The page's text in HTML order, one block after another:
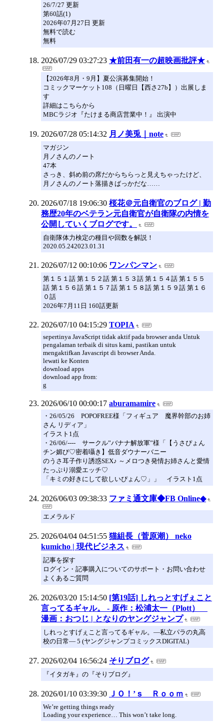
26/7/27 更新
第60話(1)
2026年07月27日 更新
無料で読む
無料
2026/07/29 03:27:23 ★前田有一の超映画批評★
【2026年8月・9月】夏公演募集開始！
コミックマーケット108（日曜日【西さ27b】）出展しま
す
詳細はこちらから
MBCラジオ『たけまる商店営業中！』 出演中
2026/07/28 05:14:32 月ノ美兎｜note
マガジン
月ノさんのノート
47本
さっき、斜め前の席だからちらっと見えちゃったけど、
月ノさんのノート落描きばっかだな……
2026/07/18 19:06:30 桜花＠元自衛官のブログ | 勤
務歴20年のベテラン元自衛官が自衛隊の内情を
公開していくブログです。
自衛隊体力検定の種目や回数を解説！
2020.05.242023.01.31
2026/07/12 00:10:06 ワンパンマン
第１５１話 第１５２話 第１５３話 第１５４話 第１５５
話 第１５６話 第１５７話 第１５８話 第１５９話 第１６
０話
2026年7月11日 160話更新
2026/07/10 04:15:29 TOPIA
sepertinya JavaScript tidak aktif pada browser anda Untuk
pengalaman terbaik di situs kami, pastikan untuk
mengaktifkan Javascript di browser Anda.
lewati ke Konten
download apps
download app from:
g
2026/06/10 00:00:17 aburamamire
・26/05/26 POPOFREE様「フィギュア 魔界幹部のお姉
さん リディア」
イラスト1点
・26/06/---- サークル”バナナ解放軍”様「【うさぴょん
チン媚び♡密着囁き】低音ダウナーバニー
のうさ耳子作り誘惑SEX♪ ～メロつき発情お姉さんと愛情
たっぷり溺愛エッチ♡
「キミの好きにして欲しいぴょん♡」」 イラスト1点
2026/06/03 09:38:33 ファミ通文庫◆FB Online◆
エメラルド
2026/04/04 04:51:55 猫組長（菅原潮） neko
kumicho | 現代ビジネス
記事を探す
ログイン・記事購入についてのサポート・お問い合わせ
よくあるご質問
2026/03/20 15:14:50 [第19話] しれっとすげぇこと
言ってるギャル。 - 原作：松浦太一（Plott）
漫画：おつじ | となりのヤングジャンプ
しれっとすげぇこと言ってるギャル。―私立パラの丸高
校の日常― 5 (ヤングジャンプコミックスDIGITAL)
2026/02/04 16:56:24 そりブログ
『イタガキ』の『そりブログ』
2026/01/10 03:39:30 ＪＯ！’ｓ Ｒｏｏｍ
We’re getting things ready
Loading your experience… This won’t take long.